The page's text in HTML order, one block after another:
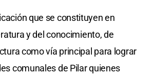
que se constituyen en
y del conocimiento, de
como vía principal para lograr
comunales de Pilar quienes